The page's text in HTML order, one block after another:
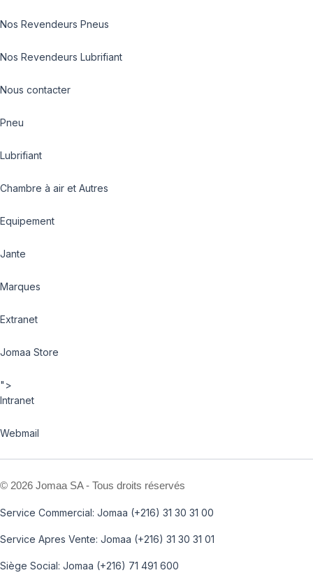
Nos Revendeurs Pneus
Nos Revendeurs Lubrifiant
Nous contacter
Pneu
Lubrifiant
Chambre à air et Autres
Equipement
Jante
Marques
Extranet
Jomaa Store
">
Intranet
Webmail
© 2026 Jomaa SA - Tous droits réservés
Service Commercial: Jomaa (+216) 31 30 31 00
Service Apres Vente: Jomaa (+216) 31 30 31 01
Siège Social: Jomaa (+216) 71 491 600